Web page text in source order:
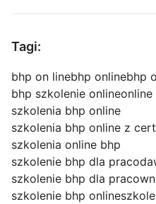
Tagi:
bhp on linebhp onlinebhp
bhp szkolenie onlineonline
szkolenia bhp online
szkolenia bhp online z
szkolenia online bhp
szkolenie bhp dla
szkolenie bhp dla
szkolenie bhp online